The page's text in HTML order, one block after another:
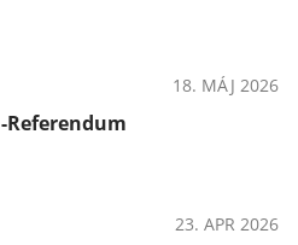
18. MÁJ 2026
Referendum
23. APR 2026